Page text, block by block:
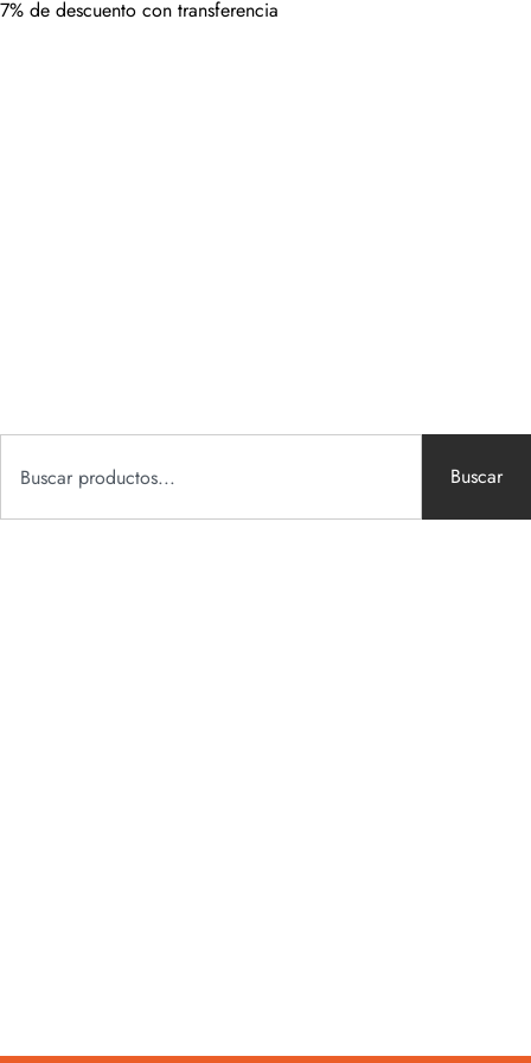
7% de descuento con transferencia
Buscar